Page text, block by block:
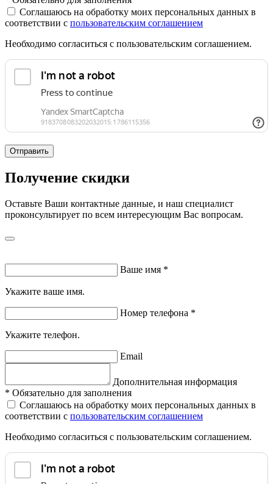
Соглашаюсь на обработку моих персональных данных в
соответствии с пользовательским соглашением
Необходимо согласиться с пользовательским соглашением.
Отправить
Получение скидки
Оставьте Ваши контактные данные, и наш специалист
проконсультирует по всем интересующим Вас вопросам.
Ваше имя *
Укажите ваше имя.
Номер телефона *
Укажите телефон.
Email
Дополнительная информация
* Обязательно для заполнения
Соглашаюсь на обработку моих персональных данных в
соответствии с пользовательским соглашением
Необходимо согласиться с пользовательским соглашением.